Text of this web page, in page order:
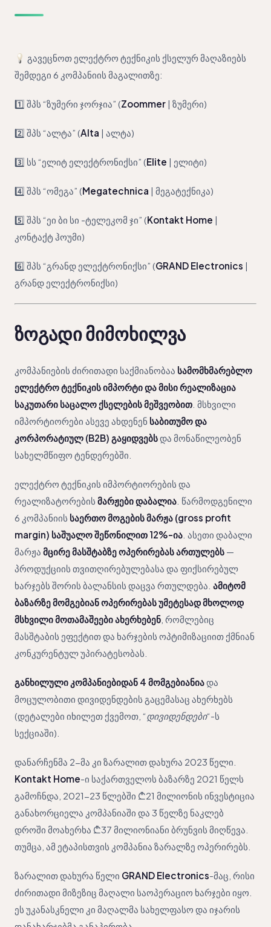
გავეცნოთ ელექტრო ტექნიკის ქსელურ მაღაზიებს
შემდეგი 6 კომპანიის მაგალითზე:
1️⃣ შპს “ზუმერი ჯორჯია” (Zoommer | ზუმერი)
2️⃣ შპს “ალტა” (Alta | ალტა)
3️⃣ სს “ელიტ ელექტრონიქსი” (Elite | ელიტი)
4️⃣ შპს “ომეგა” (Megatechnica | მეგატექნიკა)
5️⃣ შპს “ეი ბი სი -ტელეკომ ჯი” (Kontakt Home |
კონტაქტ ჰოუმი)
6️⃣ შპს “გრანდ ელექტრონიქსი” (GRAND Electronics |
გრანდ ელექტრონიქსი)
ზოგადი მიმოხილვა
კომპანიების ძირითადი საქმიანობაა სამომხმარებლო
ელექტრო ტექნიკის იმპორტი და მისი რეალიზაცია
საკუთარი საცალო ქსელების მეშვეობით . მსხვილი
იმპორტიორები ასევე ახდენენ საბითუმო და
კორპორატიულ (B2B) გაყიდვებსდა მონაწილეობენ
სახელმწიფო ტენდერებში.
ელექტრო ტექნიკის იმპორტიორების და
რეალიზატორების მარჟები დაბალია . წარმოდგენილი
6 კომპანიის საერთო მოგების მარჟა (gross profit
margin) საშუალო შეწონილით 12%-ია . ასეთი დაბალი
მარჟა მცირე მასშტაბზე ოპერირებას ართულებს —
პროდუქციის თვითღირებულებასა და ფიქსირებულ
ხარჯებს შორის ბალანსის დაცვა რთულდება. ამიტომ
ბაზარზე მომგებიან ოპერირებას უმეტესად მხოლოდ
მსხვილი მოთამაშეები ახერხებენ , რომლებიც
მასშტაბის ეფექტით და ხარჯების ოპტიმიზაციით ქმნიან
კონკურენტულ უპირატესობას.
განხილული კომპანიებიდან 4 მომგებიანიადა
მოცულობითი დივიდენდების გაცემასაც ახერხებს
(დეტალები იხილეთ ქვემოთ, “დივიდენდები“-ს
სექციაში).
დანარჩენმა 2-მა კი ზარალით დახურა 2023 წელი.
Kontakt Home-ი საქართველოს ბაზარზე 2021 წელს
გამოჩნდა, 2021-23 წლებში ₾21 მილიონის ინვესტიცია
განახორციელა კომპანიაში და 3 წელზე ნაკლებ
დროში მოახერხა ₾37 მილიონიანი ბრუნვის მიღწევა.
თუმცა, ამ ეტაპისთვის კომპანია ზარალზე ოპერირებს.
ზარალით დახურა წელი GRAND Electronics-მაც, რისი
ძირითადი მიზეზიც მაღალი საოპერაციო ხარჯები იყო.
ეს უკანასკნელი კი მაღალმა სახელფასო და იჯარის